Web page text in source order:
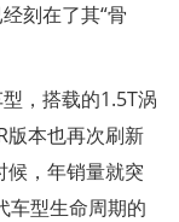
刻在了其“骨
，搭载的1.5T涡
版本也再次刷新
候，年销量就突
车型生命周期的